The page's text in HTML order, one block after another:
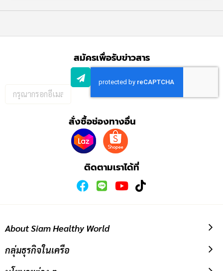
สมัครเพื่อรับข่าวสาร
อีเมล
สั่งซื้อช่องทางอื่น
ติดตามเราได้ที่
About Siam Healthy World
กลุ่มธุรกิจในเครือ